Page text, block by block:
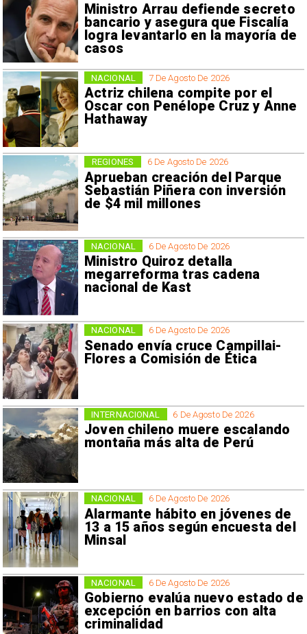
Ministro Arrau defiende secreto
bancario y asegura que Fiscalía
logra levantarlo en la mayoría de
casos
7 De Agosto De 2026
Actriz chilena compite por el
Oscar con Penélope Cruz y Anne
Hathaway
NACIONAL
6 De Agosto De 2026
Aprueban creación del Parque
Sebastián Piñera con inversión
de $4 mil millones
REGIONES
6 De Agosto De 2026
Ministro Quiroz detalla
megarreforma tras cadena
nacional de Kast
NACIONAL
6 De Agosto De 2026
Senado envía cruce Campillai-
Flores a Comisión de Ética
NACIONAL
6 De Agosto De 2026
Joven chileno muere escalando
montaña más alta de Perú
INTERNACIONAL
6 De Agosto De 2026
Alarmante hábito en jóvenes de
13 a 15 años según encuesta del
Minsal
NACIONAL
6 De Agosto De 2026
Gobierno evalúa nuevo estado de
excepción en barrios con alta
criminalidad
NACIONAL